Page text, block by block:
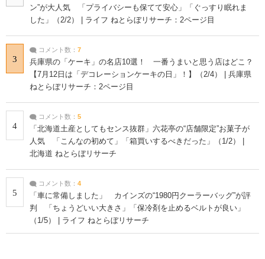
ン”が大人気 「プライバシーも保てて安心」「ぐっすり眠れま
した」（2/2） | ライフ ねとらぼリサーチ：2ページ目
3
コメント数： 7
兵庫県の「ケーキ」の名店10選！ 一番うまいと思う店はどこ？
【7月12日は「デコレーションケーキの日」！】（2/4） | 兵庫県
ねとらぼリサーチ：2ページ目
4
コメント数： 5
「北海道土産としてもセンス抜群」六花亭の“店舗限定”お菓子が
人気 「こんなの初めて」「箱買いするべきだった」（1/2） |
北海道 ねとらぼリサーチ
5
コメント数： 4
「車に常備しました」 カインズの“1980円クーラーバッグ”が評
判 「ちょうどいい大きさ」「保冷剤を止めるベルトが良い」
（1/5） | ライフ ねとらぼリサーチ